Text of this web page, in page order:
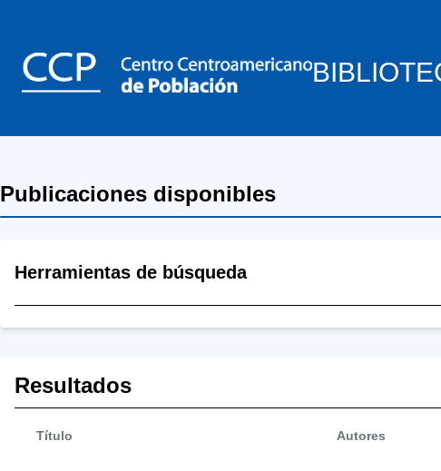
Publicaciones disponibles
Herramientas de búsqueda
Resultados
Título Autores